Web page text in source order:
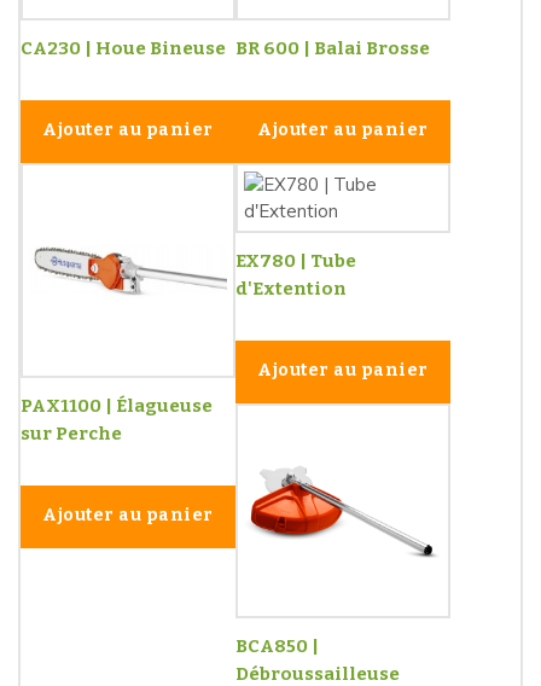
CA230 | Houe Bineuse
Ajouter au panier
BR 600 | Balai Brosse
Ajouter au panier
PAX1100 | Élagueuse
sur Perche
Ajouter au panier
EX780 | Tube
d'Extention
Ajouter au panier
BCA850 |
Débroussailleuse